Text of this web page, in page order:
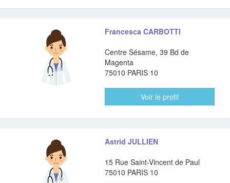
Francesca CARBOTTI
Centre Sésame, 39 Bd de
Magenta
75010 PARIS 10
Voir le profil
Astrid JULLIEN
15 Rue Saint-Vincent de Paul
75010 PARIS 10